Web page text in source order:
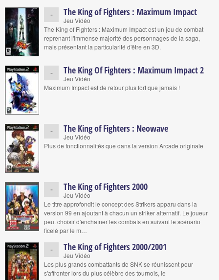
- The King of Fighters : Maximum Impact
Jeu Vidéo
The King of Fighters : Maximum Impact est un jeu de combat
reprenant l'immense majorité des personnages de la saga,
mais présentant la particularité d'être en 3D.
- The King Of Fighters : Maximum Impact 2
Jeu Vidéo
Maximum Impact est de retour plus fort que jamais !
- The King of Fighters : Neowave
Jeu Vidéo
Plus de fonctionnalités que dans la version Arcade originale
- The King of Fighters 2000
Jeu Vidéo
Le titre approfondit le concept des Strikers apparu dans la
version 99 en ajoutant à chacun un striker alternatif. Le joueur
peut choisir d'enchaîner les combats en suivant le scénario
ficelé par le m…
- The King of Fighters 2000/2001
Jeu Vidéo
Les plus grands combattants de SNK se réunissent pour
s'affronter lors du plus célèbre des tournois, le